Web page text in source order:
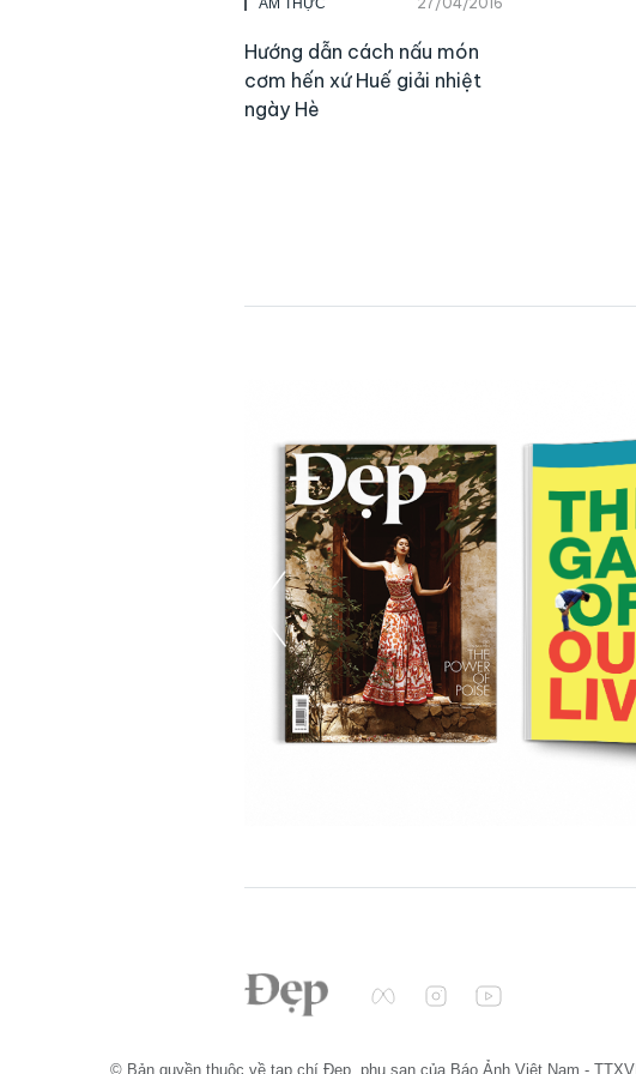
Hướng dẫn cách nấu món
cơm hến xứ Huế giải nhiệt
ngày Hè
© Bản quyền thuộc về tạp chí Đẹp, phụ san của Báo Ảnh Việt Nam -